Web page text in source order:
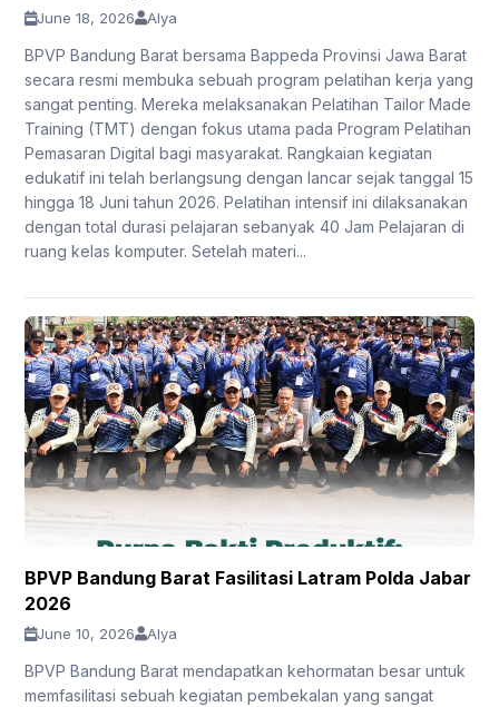
June 18, 2026 Alya
BPVP Bandung Barat bersama Bappeda Provinsi Jawa Barat
secara resmi membuka sebuah program pelatihan kerja yang
sangat penting. Mereka melaksanakan Pelatihan Tailor Made
Training (TMT) dengan fokus utama pada Program Pelatihan
Pemasaran Digital bagi masyarakat. Rangkaian kegiatan
edukatif ini telah berlangsung dengan lancar sejak tanggal 15
hingga 18 Juni tahun 2026. Pelatihan intensif ini dilaksanakan
dengan total durasi pelajaran sebanyak 40 Jam Pelajaran di
ruang kelas komputer. Setelah materi...
BPVP Bandung Barat Fasilitasi Latram Polda Jabar
2026
June 10, 2026 Alya
BPVP Bandung Barat mendapatkan kehormatan besar untuk
memfasilitasi sebuah kegiatan pembekalan yang sangat